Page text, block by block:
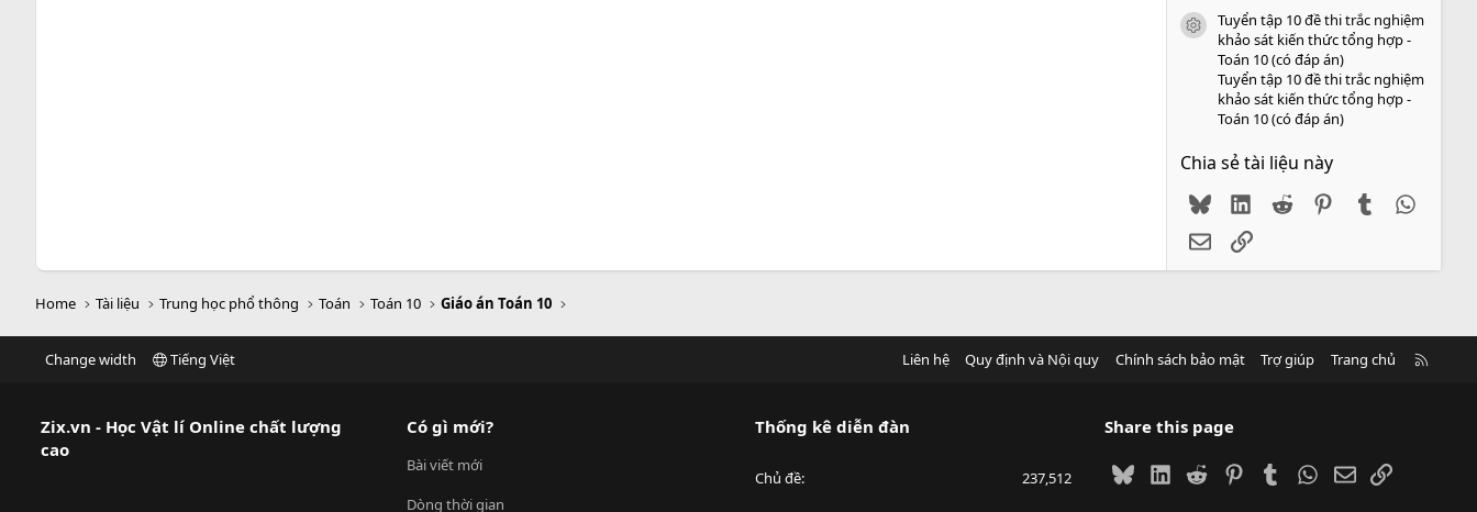
icon tài liệu
Tuyển tập 10 đề thi trắc nghiệm
khảo sát kiến thức tổng hợp -
Toán 10 (có đáp án)
Tuyển tập 10 đề thi trắc nghiệm
khảo sát kiến thức tổng hợp -
Toán 10 (có đáp án)
Chia sẻ tài liệu này
BlueskyLinkedIn
Reddit PinterestTumblr
EmailLink
Home Tài liệu Trung học phổ thông Toán Toán 10 Giáo án Toán 10
Change width Tiếng Việt Liên hệ Quy định và Nội quy Chính sách bảo mật Trợ giúp Trang chủ
Zix.vn - Học Vật lí Online chất lượng
cao
Có gì mới?
Bài viết mới
Dòng thời gian
Thống kê diễn đàn
Chủ đề 237,512
Share this page
BlueskyLinkedIn
Reddit PinterestTumblrWhatsApp
EmailLink